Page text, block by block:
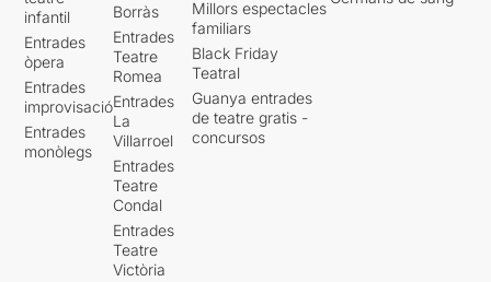
infantil
Entrades
òpera
Entrades
improvisació
Entrades
monòlegs
Borràs
Entrades
Teatre
Romea
Entrades
La
Villarroel
Entrades
Teatre
Condal
Entrades
Teatre
Victòria
Millors espectacles
familiars
Black Friday
Teatral
Guanya entrades
de teatre gratis -
concursos